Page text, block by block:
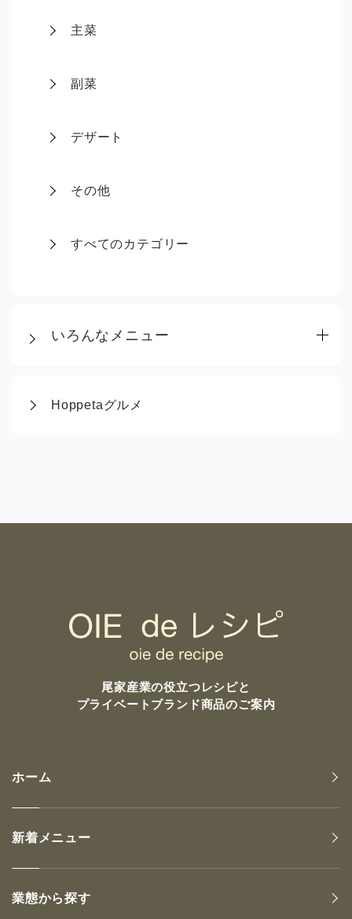
主菜
副菜
デザート
その他
すべてのカテゴリー
いろんなメニュー
Hoppetaグルメ
尾家産業の役立つレシピと
プライベートブランド商品のご案内
ホーム
新着メニュー
業態から探す